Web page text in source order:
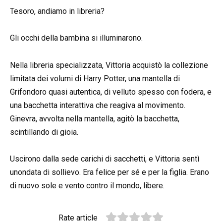
Tesoro, andiamo in libreria?
Gli occhi della bambina si illuminarono.
Nella libreria specializzata, Vittoria acquistò la collezione
limitata dei volumi di Harry Potter, una mantella di
Grifondoro quasi autentica, di velluto spesso con fodera, e
una bacchetta interattiva che reagiva al movimento.
Ginevra, avvolta nella mantella, agitò la bacchetta,
scintillando di gioia.
Uscirono dalla sede carichi di sacchetti, e Vittoria sentì
unondata di sollievo. Era felice per sé e per la figlia. Erano
di nuovo sole e vento contro il mondo, libere.
Rate article